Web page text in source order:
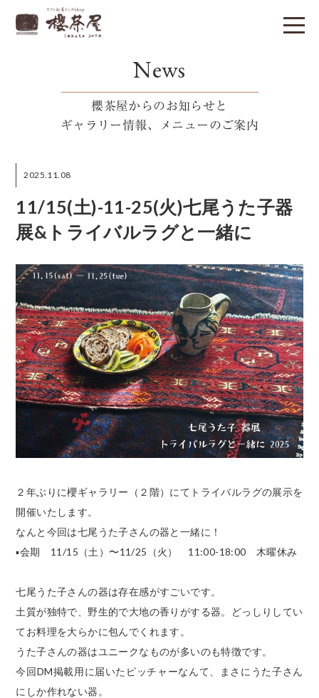
News
櫻茶屋からのお知らせと
ギャラリー情報、メニューのご案内
2025.11.08
11/15(土)-11-25(火)七尾うた子器
展&トライバルラグと一緒に
２年ぶりに櫻ギャラリー（２階）にてトライバルラグの展示を
開催いたします。
なんと今回は七尾うた子さんの器と一緒に！
▪️会期 11/15（土）〜11/25（火） 11:00-18:00 木曜休み
七尾うた子さんの器は存在感がすごいです。
土質が独特で、野生的で大地の香りがする器。どっしりしてい
てお料理を大らかに包んでくれます。
うた子さんの器はユニークなものが多いのも特徴です。
今回DM掲載用に届いたピッチャーなんて、まさにうた子さん
にしか作れない器。